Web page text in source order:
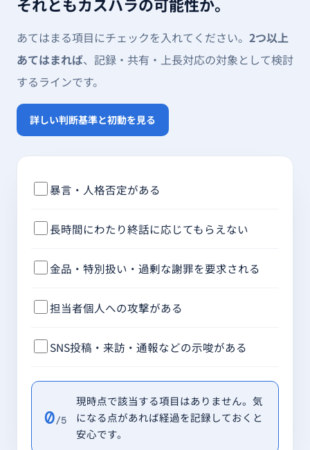
あてはまる項目にチェックを入れてください。 2つ以上
あてはまれば、記録・共有・上長対応の対象として検討
するラインです。
詳しい判断基準と初動を見る
暴言・人格否定がある
長時間にわたり終話に応じてもらえない
金品・特別扱い・過剰な謝罪を要求される
担当者個人への攻撃がある
SNS投稿・来訪・通報などの示唆がある
0/5
現時点で該当する項目はありません。気
になる点があれば経過を記録しておくと
安心です。